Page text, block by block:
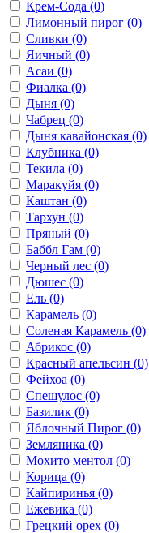
Крем-Сода (0)
Лимонный пирог (0)
Сливки (0)
Яичный (0)
Асаи (0)
Фиалка (0)
Дыня (0)
Чабрец (0)
Дыня кавайонская (0)
Клубника (0)
Текила (0)
Маракуйя (0)
Каштан (0)
Тархун (0)
Пряный (0)
Баббл Гам (0)
Черный лес (0)
Дюшес (0)
Ель (0)
Карамель (0)
Соленая Карамель (0)
Абрикос (0)
Красный апельсин (0)
Фейхоа (0)
Спешулос (0)
Базилик (0)
Яблочный Пирог (0)
Земляника (0)
Мохито ментол (0)
Корица (0)
Кайпиринья (0)
Ежевика (0)
Грецкий орех (0)